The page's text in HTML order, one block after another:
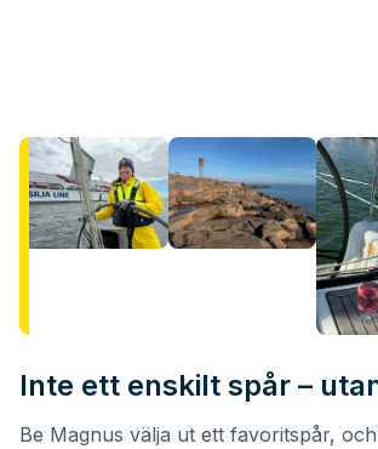
Inte ett enskilt spår –
Be Magnus välja ut ett favoritspår,